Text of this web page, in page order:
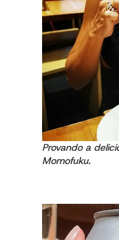
Provando a
Momofuku.